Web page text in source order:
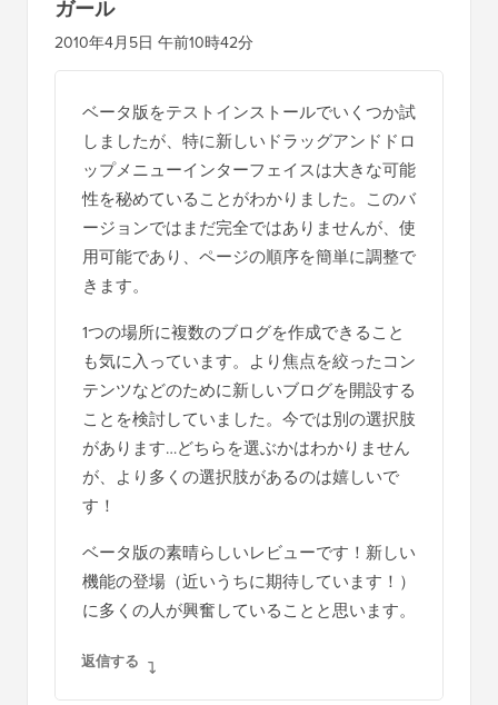
ガール
2010年4月5日 午前10時42分
ベータ版をテストインストールでいくつか試
しましたが、特に新しいドラッグアンドドロ
ップメニューインターフェイスは大きな可能
性を秘めていることがわかりました。このバ
ージョンではまだ完全ではありませんが、使
用可能であり、ページの順序を簡単に調整で
きます。
1つの場所に複数のブログを作成できること
も気に入っています。より焦点を絞ったコン
テンツなどのために新しいブログを開設する
ことを検討していました。今では別の選択肢
があります…どちらを選ぶかはわかりません
が、より多くの選択肢があるのは嬉しいで
す！
ベータ版の素晴らしいレビューです！新しい
機能の登場（近いうちに期待しています！）
に多くの人が興奮していることと思います。
返信する